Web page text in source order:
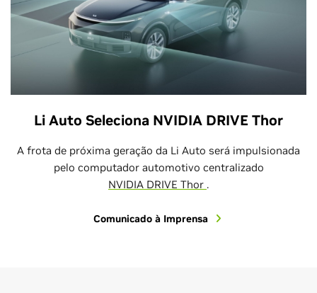
Li Auto Seleciona NVIDIA DRIVE Thor
A frota de próxima geração da Li Auto será impulsionada
pelo computador automotivo centralizado
NVIDIA DRIVE Thor .
Comunicado à Imprensa